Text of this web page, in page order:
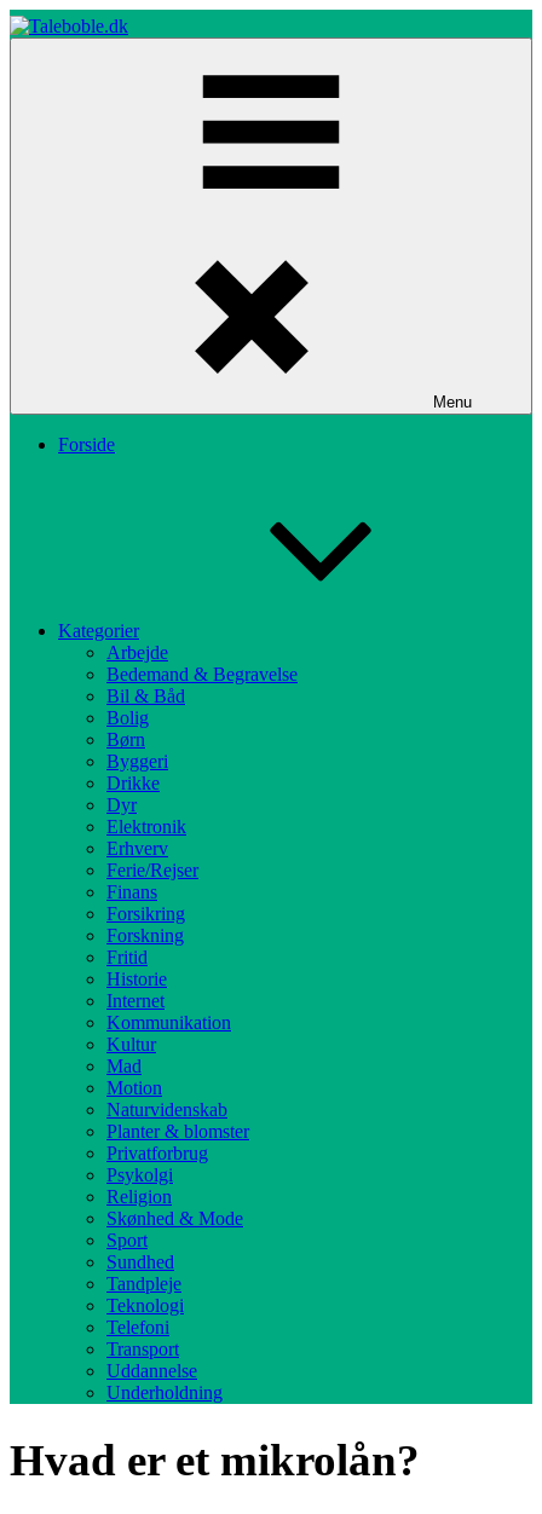
Skip
to
Menu
Forside
Kategorier
Arbejde
Bedemand & Begravelse
Bil & Båd
Bolig
Børn
Byggeri
Drikke
Dyr
Elektronik
Erhverv
Ferie/Rejser
Finans
Forsikring
Forskning
Fritid
Historie
Internet
Kommunikation
Kultur
Mad
Motion
Naturvidenskab
Planter & blomster
Privatforbrug
Psykolgi
Religion
Skønhed & Mode
Sport
Sundhed
Tandpleje
Teknologi
Telefoni
Transport
Uddannelse
Underholdning
Hvad er et mikrolån?